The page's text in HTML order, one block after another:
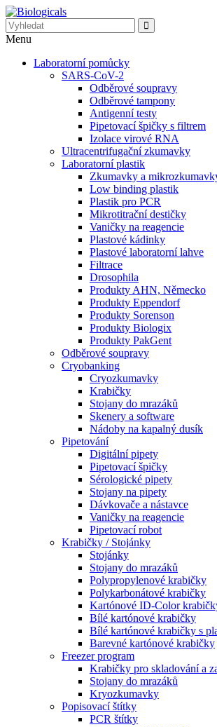
Menu
Laboratorní pomůcky
SARS-CoV-2
Odběrové soupravy
Odběrové tampony
Antigenní testy
Pipetovací špičky s filtrem
Izolace virové RNA
Ultracentrifugační zkumavky
Laboratorní plastik
Zkumavky a
Low binding plastik
Plastik pro PCR
Mikrotitrační destičky
Vaničky na reagencie
Plastové kádinky
Plastové laboratorní lahve
Filtrace
Drosophila
Produkty AHN, Německo
Produkty Eppendorf
Produkty Sorenson
Produkty Biologix
Produkty PakGent
Odběrové soupravy
Cryobanking
Cryozkumavky
Krabičky
Stojany do mrazáků
Skenery a software
Nádoby na kapalný dusík
Pipetování
Digitální pipety
Pipetovací špičky
Sérologické pipety
Stojany na pipety
Dávkovače a nástavce
Vaničky na reagencie
Pipetovací robot
Krabičky / Stojánky
Stojánky
Stojany do mrazáků
Polypropylenové krabičky
Polykarbonátové krabičky
Kartónové ID-Color
Bílé kartónové krabičky
Bílé kartónové krabičky s
Barevné kartónové krabičky
Freezer program
Krabičky pro skladování a
Stojany do mrazáků
Kryozkumavky
Popisovací štítky
PCR štítky